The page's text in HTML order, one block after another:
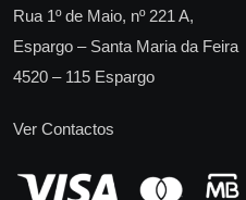
Rua 1º de Maio, nº 221 A,
Espargo – Santa Maria da Feira
4520 – 115 Espargo
Ver Contactos